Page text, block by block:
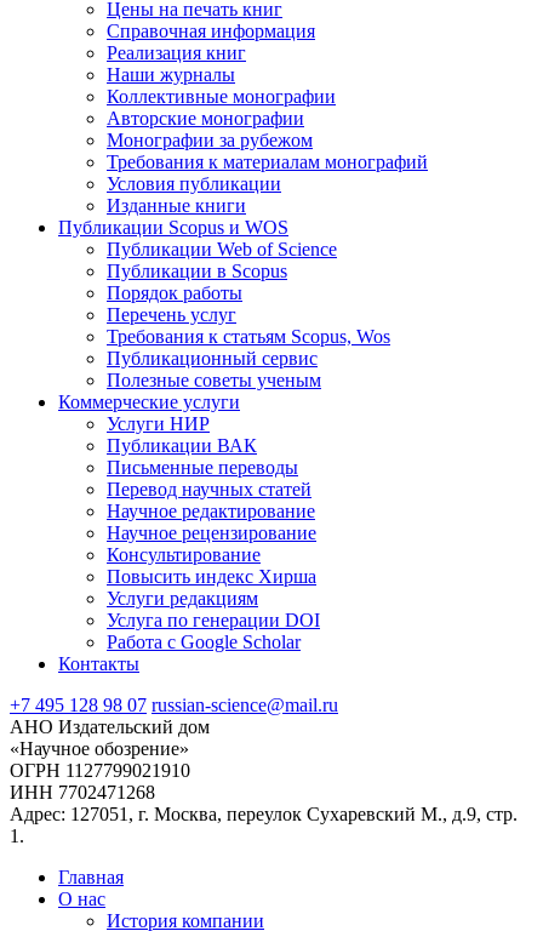
Цены на печать книг
Справочная информация
Реализация книг
Наши журналы
Коллективные монографии
Авторские монографии
Монографии за рубежом
Требования к материалам монографий
Условия публикации
Изданные книги
Публикации Scopus и WOS
Публикации Web of Science
Публикации в Scopus
Порядок работы
Перечень услуг
Требования к статьям Scopus, Wos
Публикационный сервис
Полезные советы ученым
Коммерческие услуги
Услуги НИР
Публикации ВАК
Письменные переводы
Перевод научных статей
Научное редактирование
Научное рецензирование
Консультирование
Повысить индекс Хирша
Услуги редакциям
Услуга по генерации DOI
Работа с Google Scholar
Контакты
+7 495 128 98 07 russian-science@mail.ru
АНО Издательский дом
«Научное обозрение»
ОГРН 1127799021910
ИНН 7702471268
Адрес: 127051, г. Москва, переулок Сухаревский М., д.9, стр.
1.
Главная
О нас
История компании